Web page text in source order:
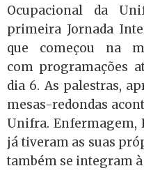
Ocupacional da
primeira Jornada
que começou na
com programações
dia 6. As palestras,
mesas-redondas
Unifra. Enfermagem,
já tiveram as suas
também se integram à